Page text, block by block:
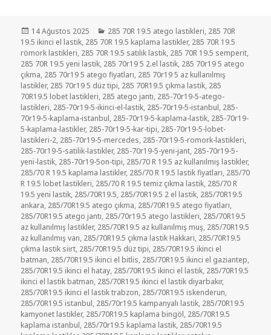
Yayın
tarihi
14 Ağustos 2025 Kategoriler
285 70R 19.5 atego lastikleri, 285 70R
19.5 ikinci el lastik, 285 70R 19.5 kaplama lastikler, 285 70R 19.5
römork lastikleri, 285 70R 19.5 satılık lastik, 285 70R 19.5 semperit,
285 70R 19.5 yeni lastik, 285 70r19 5 2.el lastik, 285 70r19 5 atego
çıkma, 285 70r19 5 atego fiyatları, 285 70r19 5 az kullanılmış
lastikler, 285 70r19 5 düz tipi, 285 70R19.5 çıkma lastik, 285
70R19.5 lobet lastikleri, 285 atego jantı, 285-70r19-5-atego-
lastikleri, 285-70r19-5-ikinci-el-lastik, 285-70r19-5-istanbul, 285-
70r19-5-kaplama-istanbul, 285-70r19-5-kaplama-lastik, 285-70r19-
5-kaplama-lastikler, 285-70r19-5-kar-tipi, 285-70r19-5-lobet-
lastikleri-2, 285-70r19-5-mercedes, 285-70r19-5-romork-lastikleri,
285-70r19-5-satilik-lastikler, 285-70r19-5-yeni-jant, 285-70r19-5-
yeni-lastik, 285-70r19-5on-tipi, 285/70 R 19.5 az kullanılmış lastikler,
285/70 R 19.5 kaplama lastikler, 285/70 R 19.5 lastik fiyatları, 285/70
R 19.5 lobet lastikleri, 285/70 R 19.5 temiz çıkma lastik, 285/70 R
19.5 yeni lastik, 285/70R19.5, 285/70R19.5 2 el lastik, 285/70R19.5
ankara, 285/70R19.5 atego çıkma, 285/70R19.5 atego fiyatları,
285/70R19.5 atego jantı, 285/70r19.5 atego lastikleri, 285/70R19.5
az kullanılmış lastikler, 285/70R19.5 az kullanılmış muş, 285/70R19.5
az kullanılmış van, 285/70R19.5 çıkma lastik Hakkari, 285/70R19.5
çıkma lastik siirt, 285/70R19.5 düz tipi, 285/70R19.5 ikinci el
batman, 285/70R19.5 ikinci el bitlis, 285/70R19.5 ikinci el gaziantep,
285/70R19.5 ikinci el hatay, 285/70R19.5 ikinci el lastik, 285/70R19.5
ikinci el lastik batman, 285/70R19.5 ikinci el lastik diyarbakır,
285/70R19.5 ikinci el lastik trabzon, 285/70R19.5 iskenderun,
285/70R19.5 istanbul, 285/70r19.5 kampanyalı lastik, 285/70R19.5
kamyonet lastikler, 285/70R19.5 kaplama bingöl, 285/70R19.5
kaplama istanbul, 285/70r19.5 kaplama lastik, 285/70R19.5